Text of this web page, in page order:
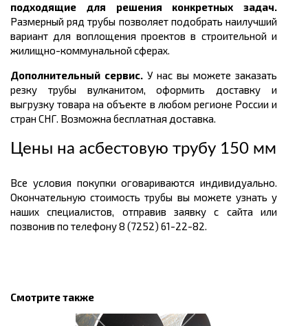
подходящие для решения конкретных задач.
Размерный ряд трубы позволяет подобрать наилучший
вариант для воплощения проектов в строительной и
жилищно-коммунальной сферах.
Дополнительный сервис. У нас вы можете заказать
резку трубы вулканитом, оформить доставку и
выгрузку товара на объекте в любом регионе России и
стран СНГ. Возможна бесплатная доставка.
Цены на асбестовую трубу 150 мм
Все условия покупки оговариваются индивидуально.
Окончательную стоимость трубы вы можете узнать у
наших специалистов, отправив заявку с сайта или
позвонив по телефону 8 (7252) 61-22-82.
Смотрите также